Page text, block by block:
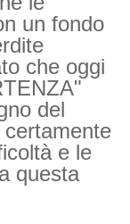
un fondo
che oggi
del
e le
questa